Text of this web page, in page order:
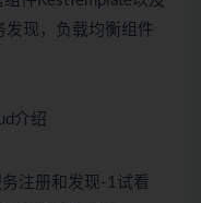
发现，负载均衡组件
介绍
注册和发现-1 试看